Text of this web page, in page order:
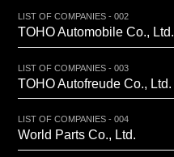
LIST OF COMPANIES - 002
TOHO Automobile Co., Ltd.
LIST OF COMPANIES - 003
TOHO Autofreude Co., Ltd.
LIST OF COMPANIES - 004
World Parts Co., Ltd.